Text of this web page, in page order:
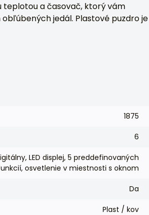
teplotou a časovač, ktorý vám
jedál. Plastové puzdro je
1875
6
LED displej, 5 preddefinovaných
osvetlenie v miestnosti s oknom
Da
Plast / kov